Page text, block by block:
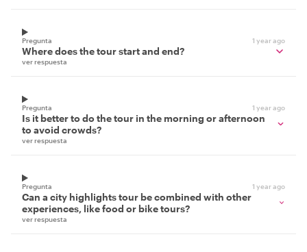
Pregunta 1 year ago
Where does the tour start and end?
ver respuesta
Pregunta 1 year ago
Is it better to do the tour in the morning or afternoon
to avoid crowds?
ver respuesta
Pregunta 1 year ago
Can a city highlights tour be combined with other
experiences, like food or bike tours?
ver respuesta